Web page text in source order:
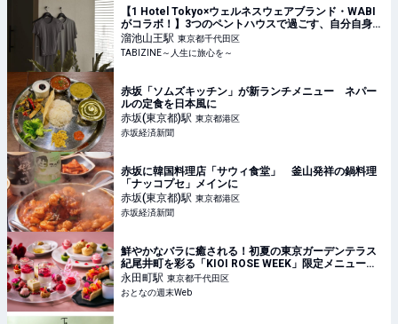
【1 Hotel Tokyo×ウェルネスウェアブランド・WABI
がコラボ！】3つのペントハウスで過ごす、自分自身と
向き合う時間
溜池山王駅 東京都千代田区
TABIZINE～人生に旅心を～
赤坂「ソムズキッチン」が新ランチメニュー ネパー
ルの定食を日本風に
赤坂(東京都)駅 東京都港区
赤坂経済新聞
赤坂に韓国料理店「サウィ食堂」 釜山発祥の鍋料理
「ナッコプセ」メインに
赤坂(東京都)駅 東京都港区
赤坂経済新聞
鮮やかなバラに癒される！初夏の東京ガーデンテラス
紀尾井町を彩る「KIOI ROSE WEEK」限定メニューに
も注目！
永田町駅 東京都千代田区
おとなの週末Web